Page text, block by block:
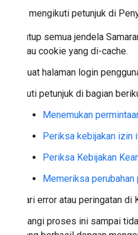
Setelah mengikuti petunjuk di
Tutup semua jendela
atau cookie yang di-cache.
Muat halaman login
Ikuti petunjuk di bagian
Menemukan
Periksa kebijakan izin
Periksa Kebijakan
Memeriksa perubahan
Cari error atau peringatan
Ulangi proses ini sampai